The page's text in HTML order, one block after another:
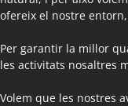
Colònies Escolars
Activitats Família
Activitats
ofereix el nostre
Per garantir la millor
les activitats nosaltres
Volem que les nostres